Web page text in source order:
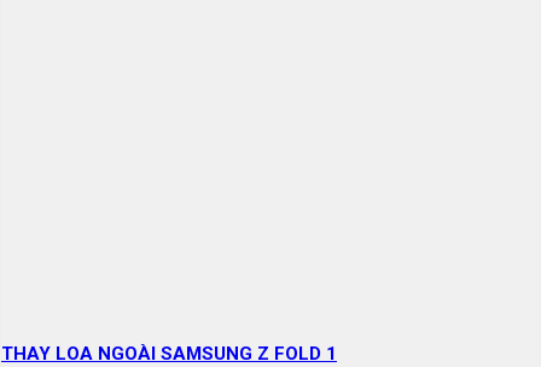
THAY LOA NGOÀI SAMSUNG Z FOLD 1